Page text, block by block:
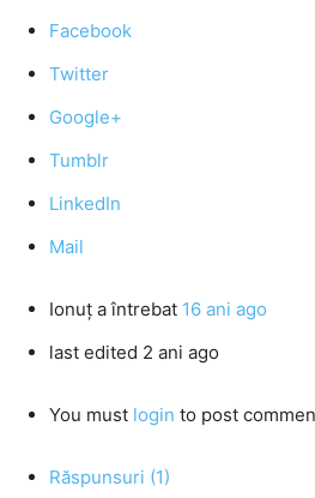
Facebook
Twitter
Google+
Tumblr
LinkedIn
Mail
Ionuţ a întrebat 16 ani ago
last edited 2 ani ago
You must login to post
Răspunsuri (1)